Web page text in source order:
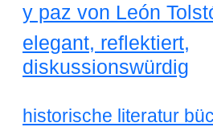
y paz von León
elegant, reflektiert,
diskussionswürdig
historische literatur